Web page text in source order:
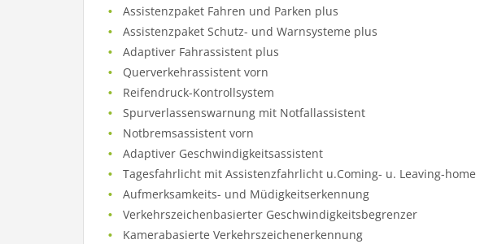
Assistenzpaket Fahren und Parken plus
Assistenzpaket Schutz- und Warnsysteme plus
Adaptiver Fahrassistent plus
Querverkehrassistent vorn
Reifendruck-Kontrollsystem
Spurverlassenswarnung mit Notfallassistent
Notbremsassistent vorn
Adaptiver Geschwindigkeitsassistent
Tagesfahrlicht mit Assistenzfahrlicht u.Coming- u. Leaving-
Aufmerksamkeits- und Müdigkeitserkennung
Verkehrszeichenbasierter Geschwindigkeitsbegrenzer
Kamerabasierte Verkehrszeichenerkennung